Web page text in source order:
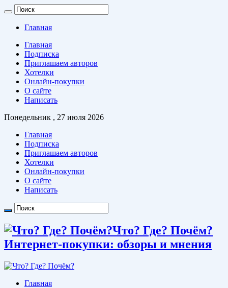
Главная
Главная
Подписка
Приглашаем авторов
Хотелки
Онлайн-покупки
О сайте
Написать
Понедельник , 27 июля 2026
Главная
Подписка
Приглашаем авторов
Хотелки
Онлайн-покупки
О сайте
Написать
Что? Где? Почём?
Интернет-покупки: обзоры и мнения
Главная